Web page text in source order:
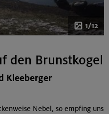
1/12
den Brunstkogel
Kleeberger
Nebel, so empfing uns